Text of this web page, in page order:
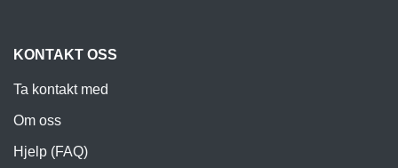
KONTAKT OSS
Ta kontakt med
Om oss
Hjelp (FAQ)